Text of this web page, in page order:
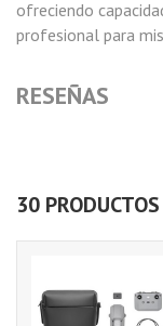
ofreciendo
profesional para
RESEÑAS
30